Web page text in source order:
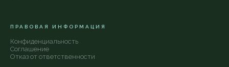
ПРАВОВАЯ ИНФОРМАЦИЯ
Конфиденциальность
Соглашение
Отказ от ответственности